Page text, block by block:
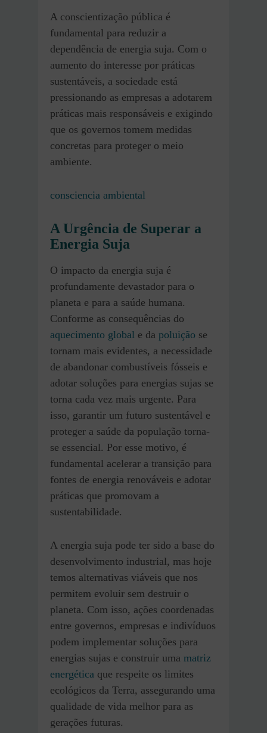
A conscientização pública é
fundamental para reduzir a
dependência de energia suja. Com o
aumento do interesse por práticas
sustentáveis, a sociedade está
pressionando as empresas a adotarem
práticas mais responsáveis e exigindo
que os governos tomem medidas
concretas para proteger o meio
ambiente.
consciencia ambiental
A Urgência de Superar a
Energia Suja
O impacto da energia suja é
profundamente devastador para o
planeta e para a saúde humana.
Conforme as consequências do
aquecimento global e da poluição se
tornam mais evidentes, a necessidade
de abandonar combustíveis fósseis e
adotar soluções para energias sujas se
torna cada vez mais urgente. Para
isso, garantir um futuro sustentável e
proteger a saúde da população torna-
se essencial. Por esse motivo, é
fundamental acelerar a transição para
fontes de energia renováveis e adotar
práticas que promovam a
sustentabilidade.
A energia suja pode ter sido a base do
desenvolvimento industrial, mas hoje
temos alternativas viáveis que nos
permitem evoluir sem destruir o
planeta. Com isso, ações coordenadas
entre governos, empresas e indivíduos
podem implementar soluções para
energias sujas e construir uma matriz
energética que respeite os limites
ecológicos da Terra, assegurando uma
qualidade de vida melhor para as
gerações futuras.